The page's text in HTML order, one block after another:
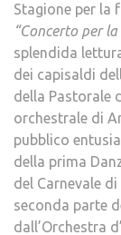
Stagione per la
“Concerto per
splendida
dei capisaldi
della Pastorale
orchestrale di
pubblico
della prima
del Carnevale
seconda parte
dall’Orchestra